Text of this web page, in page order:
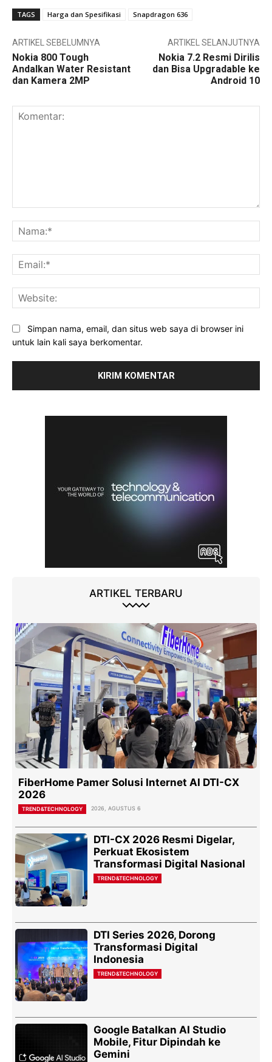
TAGS Harga dan Spesifikasi Snapdragon 636
ARTIKEL SEBELUMNYA
Nokia 800 Tough
Andalkan Water Resistant
dan Kamera 2MP
ARTIKEL SELANJUTNYA
Nokia 7.2 Resmi Dirilis
dan Bisa Upgradable ke
Android 10
Simpan nama, email, dan situs web saya di browser ini
untuk lain kali saya berkomentar.
ARTIKEL TERBARU
FiberHome Pamer Solusi Internet AI DTI-CX
2026
TREND&TECHNOLOGY 2026, AGUSTUS 6
DTI-CX 2026 Resmi Digelar,
Perkuat Ekosistem
Transformasi Digital Nasional
TREND&TECHNOLOGY
DTI Series 2026, Dorong
Transformasi Digital
Indonesia
TREND&TECHNOLOGY
Google Batalkan AI Studio
Mobile, Fitur Dipindah ke
Gemini